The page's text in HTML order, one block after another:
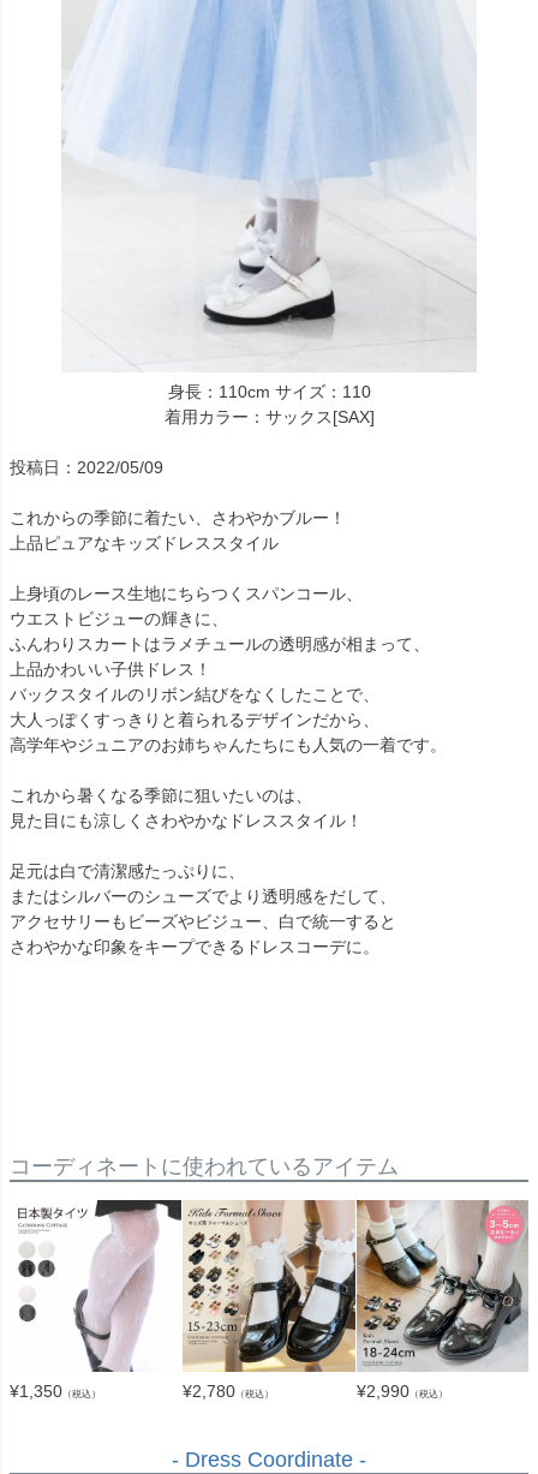
身長：110cm サイズ：110
着用カラー：サックス[SAX]
投稿日：2022/05/09
これからの季節に着たい、さわやかブルー！
上品ピュアなキッズドレススタイル
上身頃のレース生地にちらつくスパンコール、
ウエストビジューの輝きに、
ふんわりスカートはラメチュールの透明感が相まって、
上品かわいい子供ドレス！
バックスタイルのリボン結びをなくしたことで、
大人っぽくすっきりと着られるデザインだから、
高学年やジュニアのお姉ちゃんたちにも人気の一着です。
これから暑くなる季節に狙いたいのは、
見た目にも涼しくさわやかなドレススタイル！
足元は白で清潔感たっぷりに、
またはシルバーのシューズでより透明感をだして、
アクセサリーもビーズやビジュー、白で統一すると
さわやかな印象をキープできるドレスコーデに。
コーディネートに使われているアイテム
¥1,350 （税込） ¥2,780 （税込） ¥2,990（税込）
- Dress Coordinate -